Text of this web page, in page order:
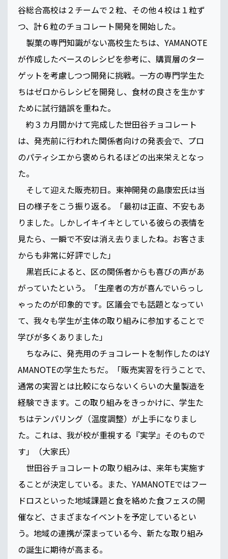
谷総合高校は２チームで２粒、その他４校は１粒ず
つ、計６粒のチョコレート開発を開始した。
製菓の専門知識がない高校生たちは、YAMANOTE
が作成したベースのレシピを参考に、購買層のター
ゲットを考慮しつつ開発に挑戦。一方の専門学生た
ちはゼロからレシピを開発し、食材の良さを生かす
ために試行錯誤を重ねた。
約３カ月間かけて完成した世田谷チョコレート
は、発売前に行われた関係者向けの発表会で、プロ
のパティシエから褒められるほどの出来栄えとなっ
た。
そして迎えた販売初日。東神開発の島康宏氏は当
日の様子をこう振り返る。「最初は正直、不安もあ
りました。しかしイキイキとしている彼らの表情を
見たら、一瞬で不安は消え去りましたね。お客さま
からも非常に好評でした」
黒岩氏によると、区の関係者からも喜びの声があ
がっていたという。「生産者の方が喜んでいらっし
ゃったのが印象的です。区議会でも話題となってい
て、我々も学生が主体の取り組みに参加することで
学びが多くありました」
ちなみに、発売用のチョコレートを制作したのはY
AMANOTEの学生たちだ。「販売実習を行うことで、
通常の実習とは比較にならないくらいの大量製造を
経験できます。この取り組みをきっかけに、学生た
ちはテンパリング（温度調整）が上手になりまし
た。これは、我が校が重視する『実学』そのもので
す」（大家氏）
世田谷チョコレートの取り組みは、来年も実施す
ることが決定している。また、YAMANOTEではフー
ドロスといった地域課題と食を絡めた食フェスの開
催など、さまざまなイベントを予定しているとい
う。地域の連携が深まっている今、新たな取り組み
の誕生に期待が高まる。